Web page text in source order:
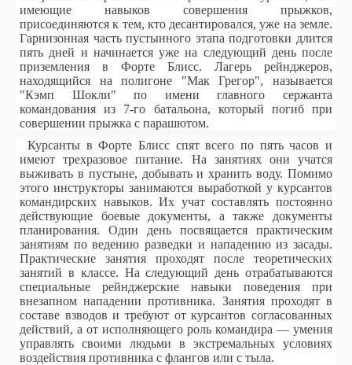
имеющие навыков совершения прыжков,
присоединяются к тем, кто десантировался, уже на земле.
Гарнизонная часть пустынного этапа подготовки длится
пять дней и начинается уже на следующий день после
приземления в Форте Блисс. Лагерь рейнджеров,
находящийся на полигоне "Мак Грегор", называется
"Кэмп Шокли" по имени главного сержанта
командования из 7-го батальона, который погиб при
совершении прыжка с парашютом.
Курсанты в Форте Блисс спят всего по пять часов и
имеют трехразовое питание. На занятиях они учатся
выживать в пустыне, добывать и хранить воду. Помимо
этого инструкторы занимаются выработкой у курсантов
командирских навыков. Их учат составлять постоянно
действующие боевые документы, а также документы
планирования. Один день посвящается практическим
занятиям по ведению разведки и нападению из засады.
Практические занятия проходят после теоретических
занятий в классе. На следующий день отрабатываются
специальные рейнджерские навыки поведения при
внезапном нападении противника. Занятия проходят в
составе взводов и требуют от курсантов согласованных
действий, а от исполняющего роль командира — умения
управлять своими людьми в экстремальных условиях
воздействия противника с флангов или с тыла.